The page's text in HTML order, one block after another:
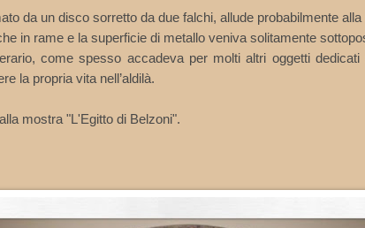
da un disco sorretto da due falchi, allude probabilmente
in rame e la superficie di metallo veniva solitamente
come spesso accadeva per molti altri oggetti
la propria vita nell’aldilà.
mostra "L'Egitto di Belzoni".